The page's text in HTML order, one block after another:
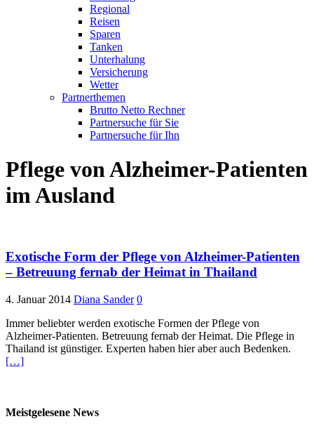
Regional
Reisen
Sparen
Tanken
Unterhalung
Versicherung
Wetter
Partnerthemen
Brutto Netto Rechner
Partnersuche für Sie
Partnersuche für Ihn
Pflege von Alzheimer-Patienten
im Ausland
Exotische Form der Pflege von Alzheimer-Patienten
– Betreuung fernab der Heimat in Thailand
4. Januar 2014 Diana Sander 0
Immer beliebter werden exotische Formen der Pflege von
Alzheimer-Patienten. Betreuung fernab der Heimat. Die Pflege in
Thailand ist günstiger. Experten haben hier aber auch Bedenken.
[…]
Meistgelesene News